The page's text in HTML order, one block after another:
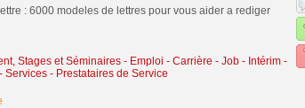
: 6000 modeles de lettres pour vous aider a rediger
Stages et Séminaires- Emploi - Carrière - Job - Intérim-
- Services - Prestataires de Service